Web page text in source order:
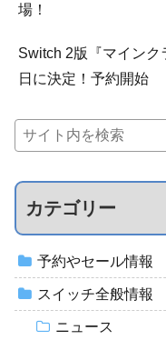
場！
Switch 2版『マイン
日に決定！予約開始
カテゴリー
予約やセール情報
スイッチ全般情報
ニュース